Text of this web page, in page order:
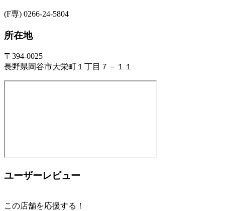
(F専) 0266-24-5804
所在地
〒394-0025
長野県岡谷市大栄町１丁目７－１１
ユーザーレビュー
この店舗を応援する！